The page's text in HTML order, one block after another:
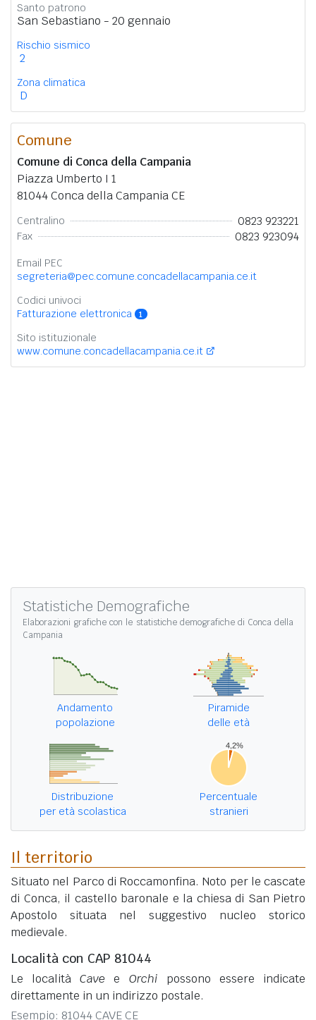
Santo patrono
San Sebastiano - 20 gennaio
Rischio sismico
2
Zona climatica
D
Comune
Comune di Conca della Campania
Piazza Umberto I 1
81044 Conca della Campania CE
Centralino 0823 923221
Fax 0823 923094
Email PEC
segreteria@pec.comune.concadellacampania.ce.it
Codici univoci
Fatturazione elettronica
1
Sito istituzionale
www.comune.concadellacampania.ce.it
Statistiche Demografiche
Elaborazioni grafiche con le statistiche demografiche di Conca della
Campania
Andamento
popolazione
Piramide
delle età
Distribuzione
per età scolastica
Percentuale
stranieri
Il territorio
Situato nel Parco di Roccamonfina. Noto per le cascate
di Conca, il castello baronale e la chiesa di San Pietro
Apostolo situata nel suggestivo nucleo storico
medievale.
Località con CAP 81044
Le localitàCave e Orchi possono essere indicate
direttamente in un indirizzo postale.
Esempio: 81044 CAVE CE